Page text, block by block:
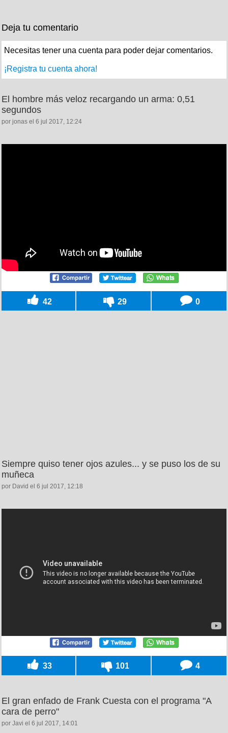
Deja tu comentario
Necesitas tener una cuenta para poder dejar comentarios.
¡Registra tu cuenta ahora!
El hombre más veloz recargando un arma: 0,51
segundos
por jonas el 6 jul 2017, 12:24
42 29 0
Siempre quiso tener ojos azules... y se puso los de su
muñeca
por David el 6 jul 2017, 12:18
33 101 4
El gran enfado de Frank Cuesta con el programa "A
cara de perro"
por Javi el 6 jul 2017, 14:01